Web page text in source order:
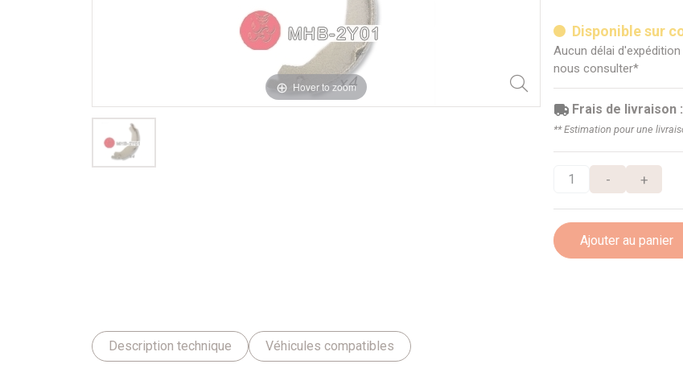
Hover to zoom
Disponible sur
Aucun délai
nous consulter*
Frais de livraison
** Estimation pour une
- +
Ajouter au panier
Description technique Véhicules compatibles